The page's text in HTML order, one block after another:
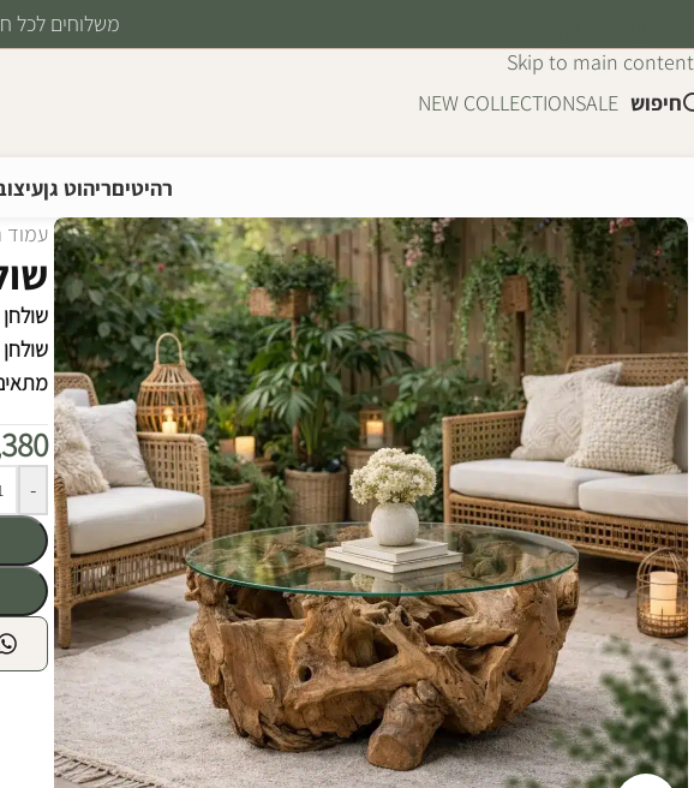
Skip to main content
משלוחים לכל
חיפוש SALE
NEW COLLECTION
רהיטיםריהוט גן
עמוד
-